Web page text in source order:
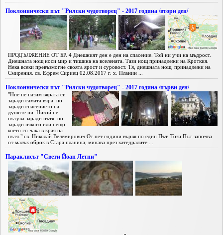
Поклоннически път "Рилски чудотворец" - 2017 година /втори ден/
ПРОДЪЛЖЕНИЕ ОТ БР. 4 Днешният ден е ден на спасение. Той ни учи на мъдрост.
Днешната нощ носи мир и тишина на вселената. Тази нощ принадлежи на Кроткия.
Нека всеки превъзмогне своята ярост и суровост. Тя, днешната нощ, принадлежи на
Смирения. св. Ефрем Сириец 02.08.2017 г. х. Планин ...
Поклоннически път "Рилски чудотворец" - 2017 година /първи ден/
"Ние не пазим вярата си
заради самата вяра, но
заради спасението на
душите ни. Никой не
пътува заради пътя, но
заради някого или нещо
което го чака в края на
пътя." св. Николай Велемирович От пет години вървя по един Път. Този Път започва
от малък оброк в Стара планина, минава през катедралите ...
Параклисът "Свети Йоан Летни"